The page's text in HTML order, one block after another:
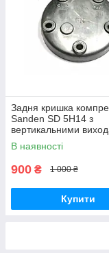
Задня кришка
Sanden SD 5Н14 з
вертикальними
Ring
В наявності
900 ₴ 1 000 ₴
Купити